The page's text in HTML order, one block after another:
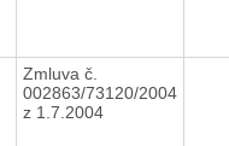
Zmluva č.
002863/73120/2004
z 1.7.2004